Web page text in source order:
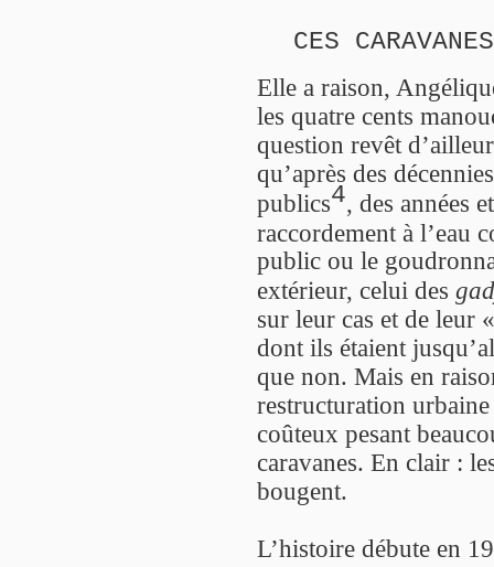
CES
Elle a raison,
les quatre cents
question revêt
qu’après des
publics4, des années
raccordement à l’eau
public ou le
extérieur, celui des
sur leur cas et de leur
dont ils étaient
que non. Mais en
restructuration
coûteux pesant
caravanes. En clair :
bougent.
L’histoire débute en